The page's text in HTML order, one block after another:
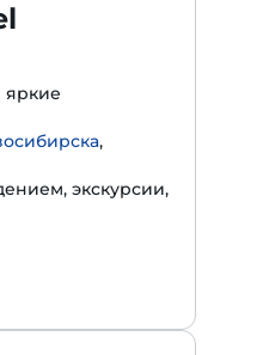
яркие
,
экскурсии,